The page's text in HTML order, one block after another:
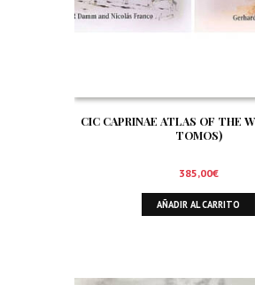
CIC CAPRINAE ATLAS OF THE
TOMOS)
385,00€
AÑADIR AL CARRITO